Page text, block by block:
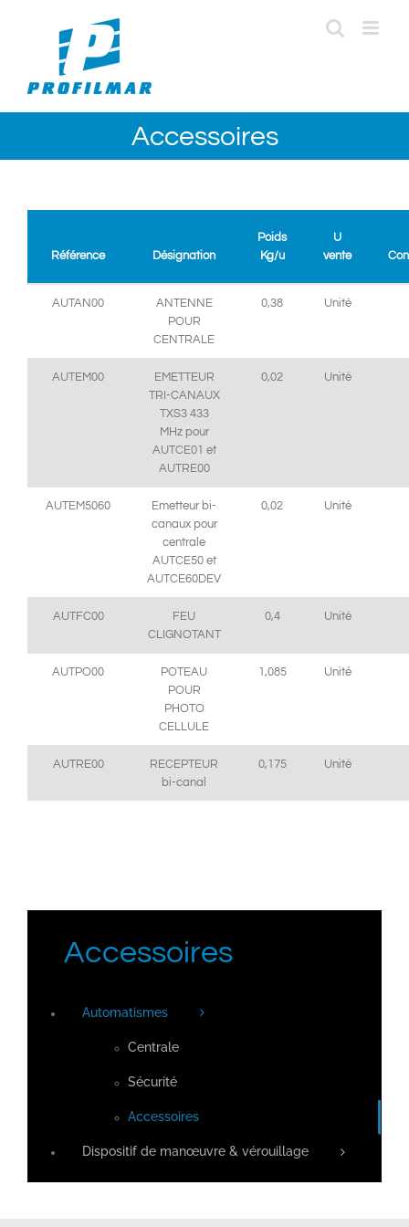
Accessoires
Référence Désignation
Poids
Kg/u
U
vente
AUTAN00
ANTENNE
POUR
CENTRALE
0,38 Unité
AUTEM00
EMETTEUR
TRI-CANAUX
TXS3 433
MHz pour
AUTCE01 et
AUTRE00
0,02 Unité
AUTEM5060
Emetteur bi-
canaux pour
centrale
AUTCE50 et
AUTCE60DEV
0,02 Unité
AUTFC00
FEU
CLIGNOTANT
0,4 Unité
AUTPO00
POTEAU
POUR
PHOTO
CELLULE
1,085 Unité
AUTRE00
RECEPTEUR
bi-canal
0,175 Unité
Accessoires
Automatismes
Centrale
Sécurité
Accessoires
Dispositif de manœuvre & vérouillage